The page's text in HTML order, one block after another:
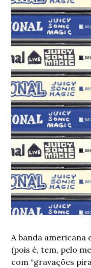
A banda americana
(pois é, tem, pelo
com “gravações